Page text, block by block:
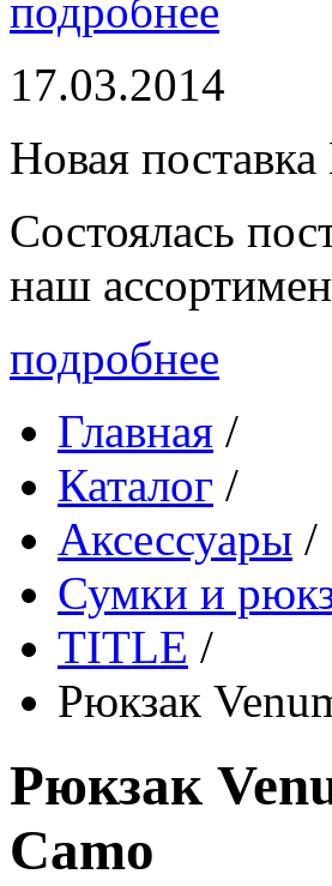
подробнее
17.03.2014
Новая
Состоялась
наш
подробнее
Главная /
Каталог /
Аксессуары /
Сумки и
TITLE /
Рюкзак
Рюкзак
Camo